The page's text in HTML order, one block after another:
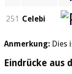
251 Celebi
Anmerkung: Dies
Eindrücke aus